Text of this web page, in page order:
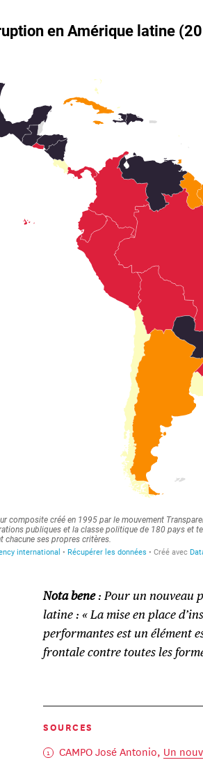
Nota bene: Pour un nouveau
latine : « La mise en place
performantes est un élément
frontale contre toutes les
SOURCES
CAMPO José Antonio, Un